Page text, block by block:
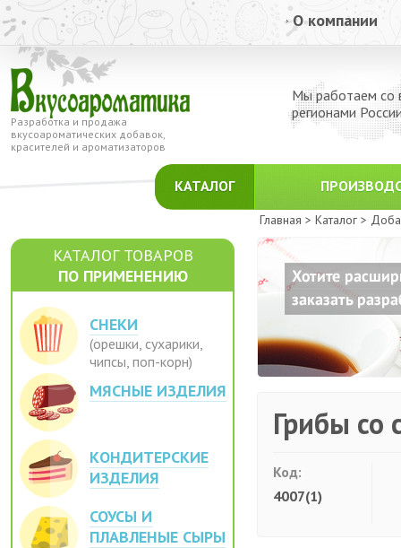
О компании
Разработка и продажа
вкусоароматических добавок,
красителей и ароматизаторов
Мы работаем со
регионами
КАТАЛОГ
КАТАЛОГ ТОВАРОВ
ПО ПРИМЕНЕНИЮ
СНЕКИ
(орешки, сухарики,
чипсы, поп-корн)
МЯСНЫЕ ИЗДЕЛИЯ
КОНДИТЕРСКИЕ
ИЗДЕЛИЯ
СОУСЫ И
ПЛАВЛЕНЫЕ СЫРЫ
Главная > Каталог >
Грибы со
Код:
4007(1)